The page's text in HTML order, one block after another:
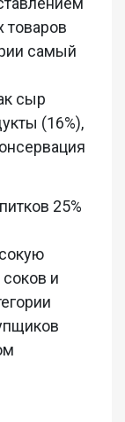
товаров
самый
сыр
(16%),
25%
и